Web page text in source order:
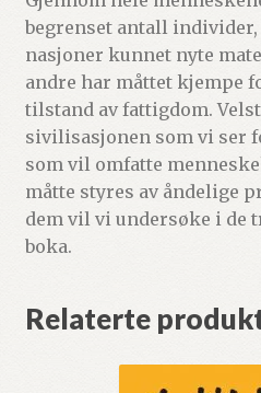
begrenset antall
nasjoner kunnet nyte
andre har måttet kjempe
tilstand av fattigdom.
sivilisasjonen som vi ser
som vil omfatte
måtte styres av åndelige
dem vil vi undersøke i de
boka.
Relaterte